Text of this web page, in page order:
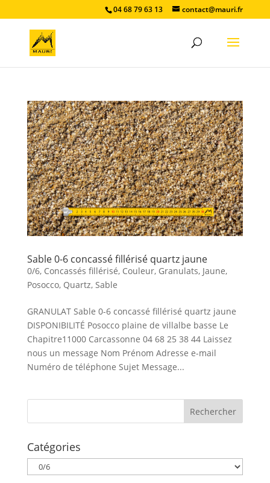
04 68 79 63 13 contact@mauri.fr
Sable 0-6 concassé fillérisé quartz jaune
0/6, Concassés fillérisé, Couleur, Granulats, Jaune,
Posocco, Quartz, Sable
GRANULAT Sable 0-6 concassé fillérisé quartz jaune
DISPONIBILITÉ Posocco plaine de villalbe basse Le
Chapitre11000 Carcassonne 04 68 25 38 44 Laissez
nous un message Nom Prénom Adresse e-mail
Numéro de téléphone Sujet Message...
Catégories
Catégories